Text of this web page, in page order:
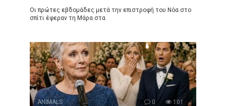
Οι πρώτες εβδομάδες μετά την επιστροφή του Νόα στο
σπίτι έφεραν τη Μάρα στα
ANIMALS 0 101